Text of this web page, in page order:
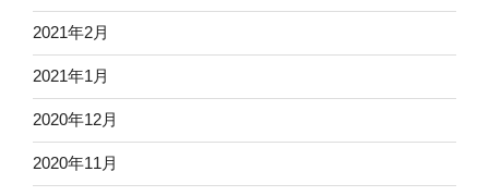
2021年2月
2021年1月
2020年12月
2020年11月